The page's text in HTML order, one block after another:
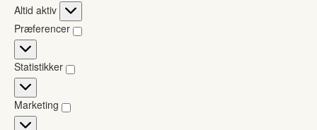
Funktionsdygtig
Altid aktiv
Præferencer
Præferencer
Statistikker
Statistikker
Marketing
Marketing